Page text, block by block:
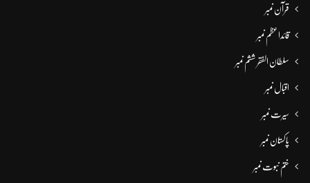
قرآن نمبر
قائداعظم نمبر
سلطان الفقر ششم نمبر
اقبال نمبر
سیرت نمبر
پاکستان نمبر
ختم نبوت نمبر